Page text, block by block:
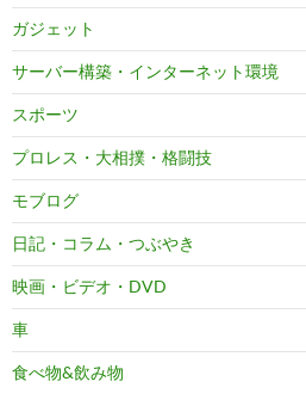
ガジェット
サーバー構築・インターネット環境
スポーツ
プロレス・大相撲・格闘技
モブログ
日記・コラム・つぶやき
映画・ビデオ・DVD
車
食べ物&飲み物